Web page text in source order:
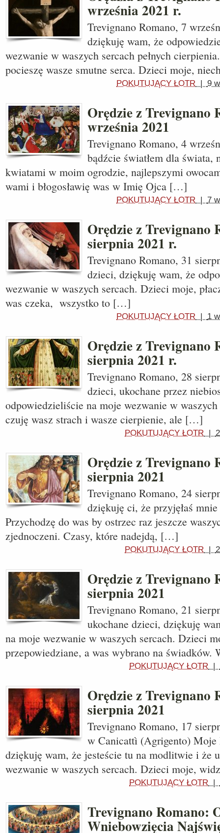
września 2021 r.
Trevignano Romano, 7
dziękuję wam, że
wezwanie w waszych sercach pełnych
pocieszę wasze smutne serca. Dzieci moje,
POKUTUJĄCY ŁOTR | 9
Orędzie z Trevignano
września 2021
Trevignano Romano, 4
bądźcie światłem dla świata,
kwiatami w moim ogrodzie, najlepszymi
wami i błogosławię was w Imię Ojca […]
POKUTUJĄCY ŁOTR | 7
Orędzie z Trevignano
sierpnia 2021 r.
Trevignano Romano, 31
dzieci, dziękuję wam, że
wezwanie w waszych sercach. Dzieci moje,
was czeka, wszystko to […]
POKUTUJĄCY ŁOTR | 1
Orędzie z Trevignano
sierpnia 2021 r.
Trevignano Romano, 28
dzieci, ukochane przez
odpowiedzieliście na moje wezwanie w
czuję wasz strach i wasze cierpienie, ale […]
POKUTUJĄCY ŁOTR |
Orędzie z Trevignano
sierpnia 2021
Trevignano Romano, 24
dziękuję ci, że przyjęłaś
Przychodzę do was by ostrzec raz jeszcze
zjednoczeni. Czasy, które nadejdą, […]
POKUTUJĄCY ŁOTR |
Orędzie z Trevignano
sierpnia 2021
Trevignano Romano, 21
ukochane dzieci, dziękuję
na moje wezwanie w waszych sercach. Dzieci
przepowiedziane, a was wybrano na
POKUTUJĄCY ŁOTR |
Orędzie z Trevignano
sierpnia 2021
Trevignano Romano, 17
w Canicattì (Agrigento) Moje
dziękuję wam, że jesteście tu na modlitwie i że
wezwanie w waszych sercach. Dzieci moje,
POKUTUJĄCY ŁOTR |
Trevignano Romano:
Wniebowzięcia